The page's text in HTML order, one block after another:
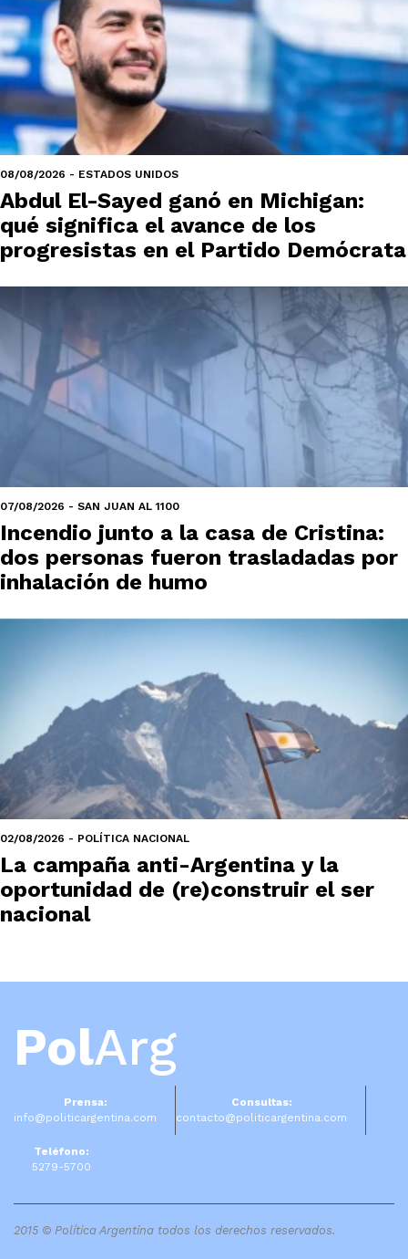
08/08/2026 - ESTADOS UNIDOS
Abdul El-Sayed ganó en Michigan:
qué significa el avance de los
progresistas en el Partido Demócrata
07/08/2026 - SAN JUAN AL 1100
Incendio junto a la casa de Cristina:
dos personas fueron trasladadas por
inhalación de humo
02/08/2026 - POLÍTICA NACIONAL
La campaña anti-Argentina y la
oportunidad de (re)construir el ser
nacional
PolArg
Prensa:
info@politicargentina.com
Consultas:
contacto@politicargentina.com
Teléfono:
5279-5700
2015 © Política Argentina todos los derechos reservados.